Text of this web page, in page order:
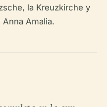
la Kreuzkirche y
Amalia.